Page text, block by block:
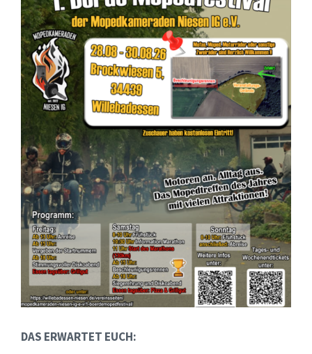
DAS ERWARTET EUCH: